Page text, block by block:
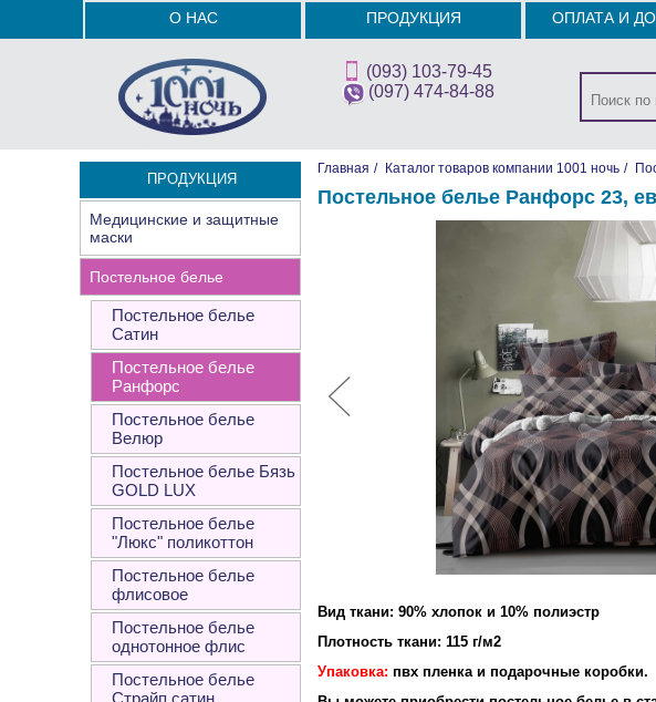
О НАС ПРОДУКЦИЯ ОПЛАТА И
(093) 103-79-45
(097) 474-84-88
ПРОДУКЦИЯ
Медицинские и защитные
маски
Постельное белье
Постельное белье
Сатин
Постельное белье
Ранфорс
Постельное белье
Велюр
Постельное белье Бязь
GOLD LUX
Постельное белье
"Люкс" поликоттон
Постельное белье
флисовое
Постельное белье
однотонное флис
Постельное белье
Страйп сатин
Главная / Каталог товаров компании 1001 ночь /
Постельное белье Ранфорс 23,
Вид ткани: 90% хлопок и 10% полиэстр
Плотность ткани: 115 г/м2
Упаковка: пвх пленка и подарочные коробки.